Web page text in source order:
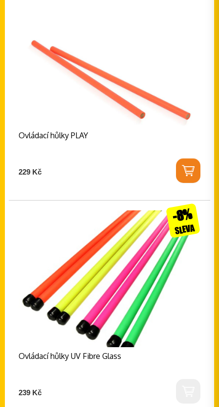
Ovládací hůlky PLAY
229 Kč
Ovládací hůlky UV Fibre Glass
239 Kč
-8%
SLEVA